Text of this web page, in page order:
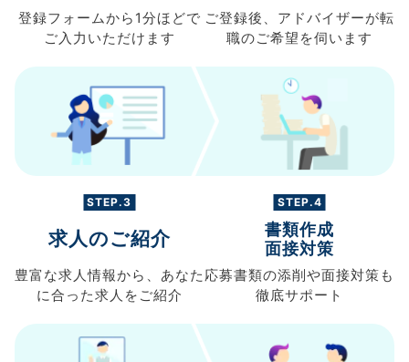
登録フォームから 1分ほどで
ご入力 いただけます
ご登録後、 アドバイザーが転
職のご希望を伺います
STEP.3
求人のご紹介
豊富な求人情報から、 あなた
に合った求人を ご紹介
STEP.4
書類作成
面接対策
応募書類の添削や面接対策も
徹底サポート